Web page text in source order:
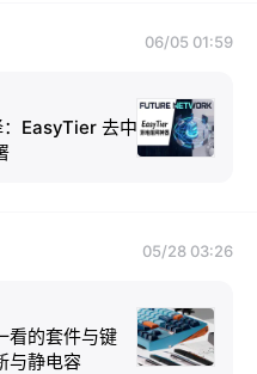
06/05 01:59
EasyTier 去中
05/28 03:26
看的套件与键
与静电容